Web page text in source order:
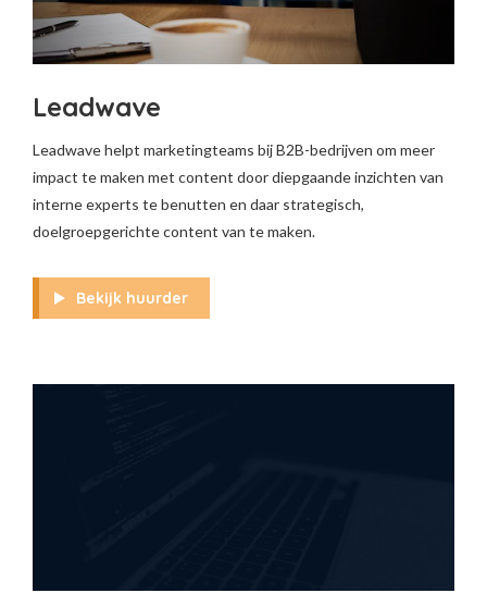
Leadwave
Leadwave helpt marketingteams bij B2B-bedrijven om meer
impact te maken met content door diepgaande inzichten van
interne experts te benutten en daar strategisch,
doelgroepgerichte content van te maken.
Bekijk huurder